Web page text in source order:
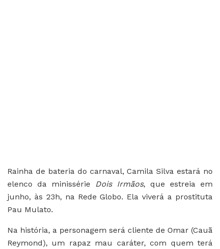
Rainha de bateria do carnaval, Camila Silva estará no
elenco da minissérie
Dois Irmãos, que estreia em
junho, às 23h, na Rede Globo. Ela viverá a prostituta
Pau Mulato.
Na história, a personagem será cliente de Omar (Cauã
Reymond), um rapaz mau caráter, com quem terá